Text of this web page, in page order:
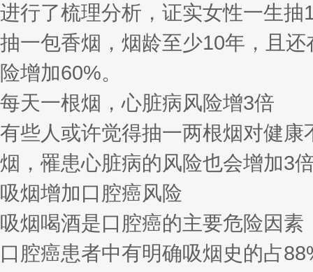
进行了梳理分析，证实女性一生
抽一包香烟，烟龄至少10年，且
险增加60%。
每天一根烟，心脏病风险增3倍
有些人或许觉得抽一两根烟对健
烟，罹患心脏病的风险也会增加3
吸烟增加口腔癌风险
吸烟喝酒是口腔癌的主要危险因
口腔癌患者中有明确吸烟史的占